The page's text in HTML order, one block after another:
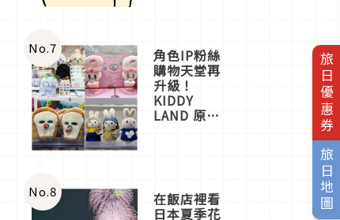
旅日優惠券
旅日地圖
一同給出了
答案
No.7 角色IP粉絲
購物天堂再
升級！
KIDDY
LAND 原宿
店3分即達
No.8 在飯店裡看
日本夏季花